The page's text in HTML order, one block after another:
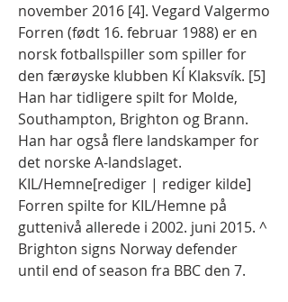
november 2016 [4]. Vegard Valgermo
Forren (født 16. februar 1988) er en
norsk fotballspiller som spiller for
den færøyske klubben KÍ Klaksvík. [5]
Han har tidligere spilt for Molde,
Southampton, Brighton og Brann.
Han har også flere landskamper for
det norske A-landslaget.
KIL/Hemne[rediger | rediger kilde]
Forren spilte for KIL/Hemne på
guttenivå allerede i 2002. juni 2015. ^
Brighton signs Norway defender
until end of season fra BBC den 7.